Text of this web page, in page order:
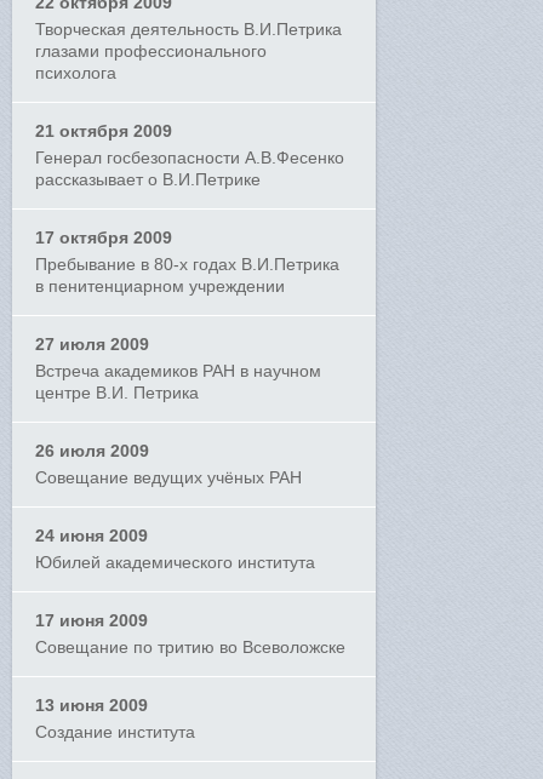
Творческая деятельность В.И.Петрика
глазами профессионального
психолога
21 октября 2009
Генерал госбезопасности А.В.Фесенко
рассказывает о В.И.Петрике
17 октября 2009
Пребывание в 80-х годах В.И.Петрика
в пенитенциарном учреждении
27 июля 2009
Встреча академиков РАН в научном
центре В.И. Петрика
26 июля 2009
Совещание ведущих учёных РАН
24 июня 2009
Юбилей академического института
17 июня 2009
Совещание по тритию во Всеволожске
13 июня 2009
Создание института